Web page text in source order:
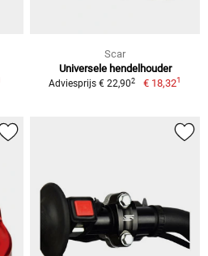
Scar
Universele hendelhouder
Adviesprijs € 22,902 € 18,321